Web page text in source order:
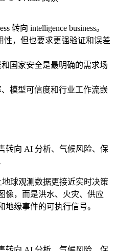
转向 intelligence business。
性，但也要求更强验证和误差
国家安全是最明确的需求场
模型可信度和行业工作流嵌
转向 AI 分析、气候风险、保
球观测数据更接近实时决策
像，而是洪水、火灾、供应
缘事件的可执行信号。